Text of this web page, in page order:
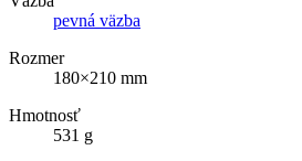
pevná väzba
Rozmer
180×210 mm
Hmotnosť
531 g